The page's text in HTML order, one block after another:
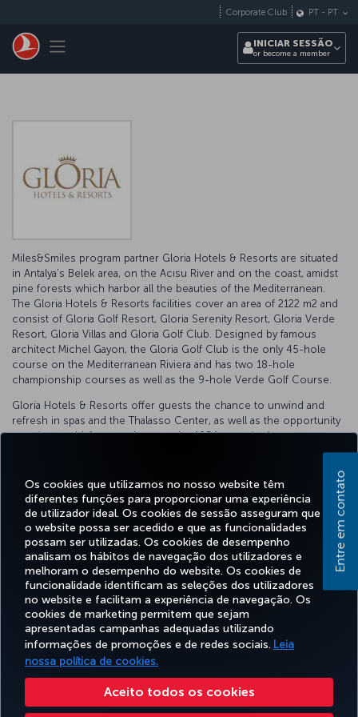
Os cookies que utilizamos no nosso website têm
diferentes funções para proporcionar uma experiência
de utilizador ideal. Os cookies de sessão asseguram que
o website possa ser acedido e que as funcionalidades
possam ser utilizadas. Os cookies de desempenho
analisam os hábitos de navegação dos utilizadores e
melhoram o desempenho do website. Os cookies de
funcionalidade identificam as seleções dos utilizadores
no website e facilitam a experiência de navegação. Os
cookies de marketing permitem que sejam
apresentadas campanhas adequadas utilizando
informações de promoções e de redes sociais. Leia
nossa política de cookies.
Aceito todos os cookies
Toggle navigation
Corporate Club PT - PT
INICIAR SESSÃO
or become a member
Miles&Smiles program partner Gloria Hotels & Resorts are situated
in Antalya’s Belek area, on the Acısu River and on the coast, amidst
pine forests which harbor all the beauties of the Mediterranean.
The Gloria Hotels & Resorts facilities cover an area of 2122 m2 and
consist of Gloria Golf Resort, Gloria Serenity Resort, Gloria Verde
Resort, Gloria Villas and Gloria Golf Club. Designed by famous
architect Michel Gayon, the Gloria Golf Club is the only 45-hole
course on the Mediterranean Riviera and has two 18-hole
championship courses as well as the 9-hole Verde Golf Course.
Gloria Hotels & Resorts offer guests the chance to unwind and
refresh in spas and the Thalasso Center, as well as the opportunity
to enjoy world-famous shows at the 1054-capacity Arena
For more detailed information please visit theGlora Hotels website.
Facebook
TwitterInstagram
YouTubeLinkedIn
TiktokBloguePinterest
RESERVAR&GERIR EXPERIENCIE OFERTAS&DESTINOS
Alterar definições de cookies Plano de serviço de apoio ao cliente DOT dos EUA
Entre em contato